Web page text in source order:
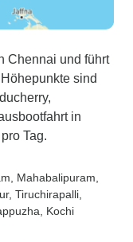
Chennai und führt
sind
in
Tag.
, Mahabalipuram
, Tiruchirapalli
, Kochi